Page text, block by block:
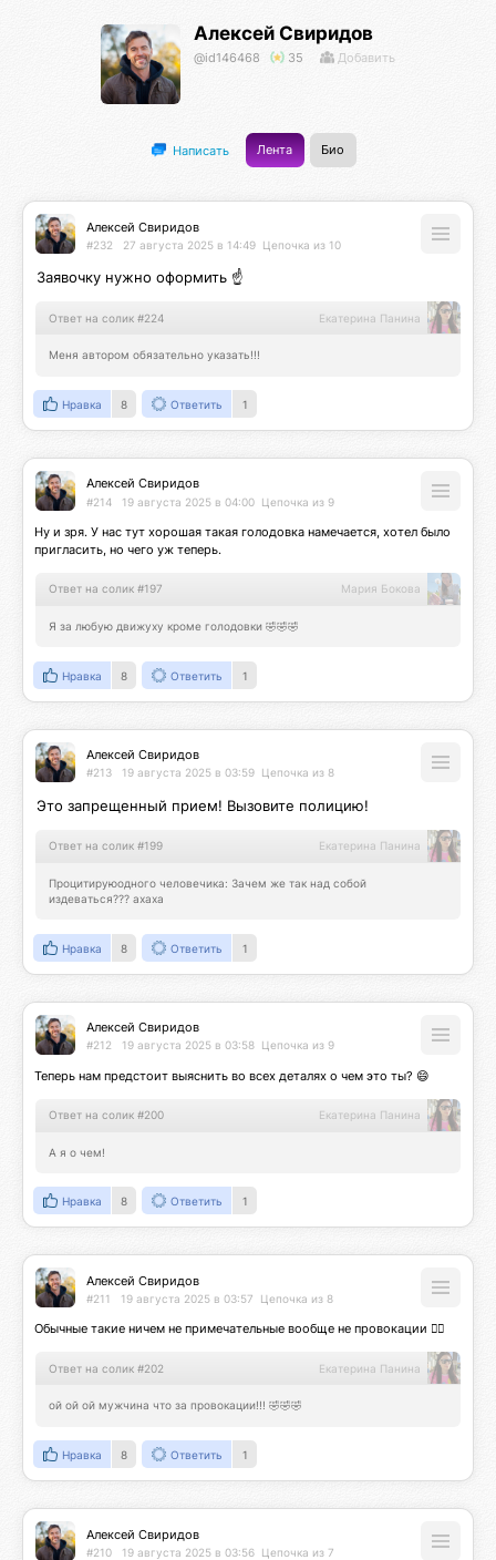
Алексей Свиридов
@id146468 35 Добавить
Написать Лента Био
Алексей Свиридов
#232 27 августа 2025 в 14:49 Цепочка из 10
Заявочку нужно оформить ☝️
Ответ на солик #224 Екатерина Панина
Меня автором обязательно указать!!!
Нравка 8 Ответить 1
Алексей Свиридов
#214 19 августа 2025 в 04:00 Цепочка из 9
Ну и зря. У нас тут хорошая такая голодовка намечается, хотел было
пригласить, но чего уж теперь.
Ответ на солик #197 Мария Бокова
Я за любую движуху кроме голодовки 🤣🤣🤣
Нравка 8 Ответить 1
Алексей Свиридов
#213 19 августа 2025 в 03:59 Цепочка из 8
Это запрещенный прием! Вызовите полицию!
Ответ на солик #199 Екатерина Панина
Процитируюодного человечика: Зачем же так над собой
издеваться??? ахаха
Нравка 8 Ответить 1
Алексей Свиридов
#212 19 августа 2025 в 03:58 Цепочка из 9
Теперь нам предстоит выяснить во всех деталях о чем это ты? 😄
Ответ на солик #200 Екатерина Панина
А я о чем!
Нравка 8 Ответить 1
Алексей Свиридов
#211 19 августа 2025 в 03:57 Цепочка из 8
Обычные такие ничем не примечательные вообще не провокации 🤷‍♂️
Ответ на солик #202 Екатерина Панина
ой ой ой мужчина что за провокации!!! 🤣🤣🤣
Нравка 8 Ответить 1
Алексей Свиридов
#210 19 августа 2025 в 03:56 Цепочка из 7